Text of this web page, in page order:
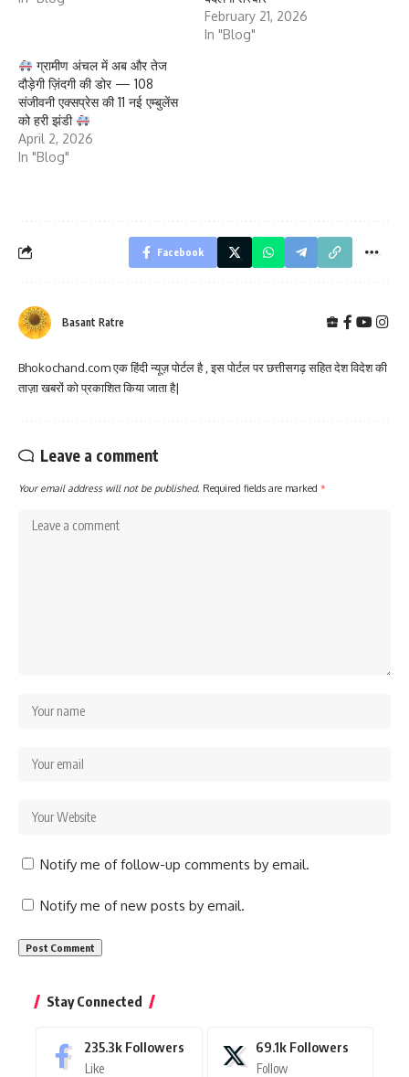
February 21, 2026
In "Blog"
ग्रामीण अंचल में अब और तेज
दौड़ेगी ज़िंदगी की डोर — 108
संजीवनी एक्सप्रेस की 11 नई एम्बुलेंस
को हरी झंडी
April 2, 2026
In "Blog"
Facebook
Basant Ratre
Bhokochand.com एक हिंदी न्यूज़ पोर्टल है , इस पोर्टल पर छत्तीसगढ़ सहित देश विदेश की
ताज़ा खबरों को प्रकाशित किया जाता है|
Leave a comment
Your email address will not be published. Required fields are marked *
Notify me of follow-up comments by email.
Notify me of new posts by email.
Stay Connected
235.3k Followers
Like
69.1k Followers
Follow